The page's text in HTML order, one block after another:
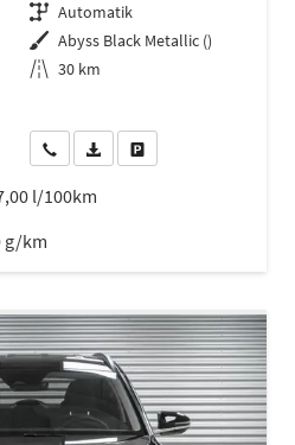
Getriebe Automatik
Außenfarbe Abyss Black Metallic ()
Kilometerstand 30 km
Wir rufen Sie anPDF-Datei, Fahrzeugexposé
l/100km
g/km